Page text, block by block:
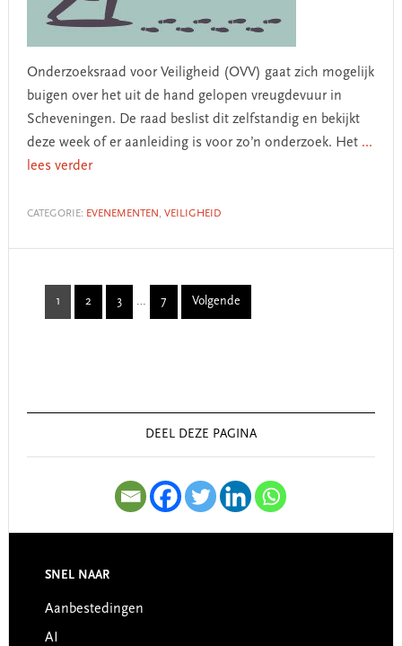
Onderzoeksraad voor Veiligheid (OVV) gaat zich mogelijk
buigen over het uit de hand gelopen vreugdevuur in
Scheveningen. De raad beslist dit zelfstandig en bekijkt
deze week of er aanleiding is voor zo’n onderzoek. Het ...
lees verder
CATEGORIE: EVENEMENTEN , VEILIGHEID
Page
1 Page
2 Page
3
Interim
pages
… Page
7 Volgende
Sidebar
DEEL DEZE PAGINA
Footer
SNEL NAAR
Aanbestedingen
AI